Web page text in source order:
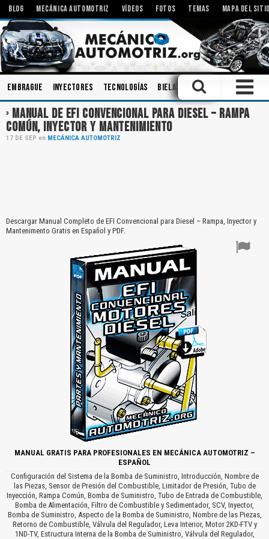
BLOG MECÁNICA AUTOMOTRIZ VÍDEOS FOTOS TEMAS MAPA DEL
Embrague Inyectores Tecnologías Bielas Diagnóstico
MANUAL DE EFI CONVENCIONAL PARA DIESEL – RAMPA
COMÚN, INYECTOR Y MANTENIMIENTO
17 DE SEP en MECÁNICA AUTOMOTRIZ
Descargar Manual Completo de EFI Convencional para Diesel – Rampa, Inyector y
Mantenimento Gratis en Español y PDF.
MANUAL GRATIS PARA PROFESIONALES EN MECÁNICA AUTOMOTRIZ –
ESPAÑOL
Configuración del Sistema de la Bomba de Suministro, Introducción, Nombre de
las Piezas, Sensor de Presión del Combustible, Limitador de Presión, Tubo de
Inyección, Rampa Común, Bomba de Suministro, Tubo de Entrada de Combustible,
Bomba de Alimentación, Filtro de Combustible y Sedimentador, SCV, Inyector,
Bomba de Suministro, Aspecto de la Bomba de Suministro, Nombre de las Piezas,
Retorno de Combustible, Válvula del Regulador, Leva Interior, Motor 2KD-FTV y
1ND-TV, Estructura Interna de la Bomba de Suministro, Válvula del Regulador,